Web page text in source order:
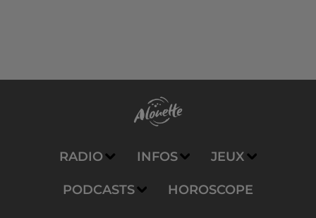
RADIO INFOS JEUX
PODCASTS HOROSCOPE